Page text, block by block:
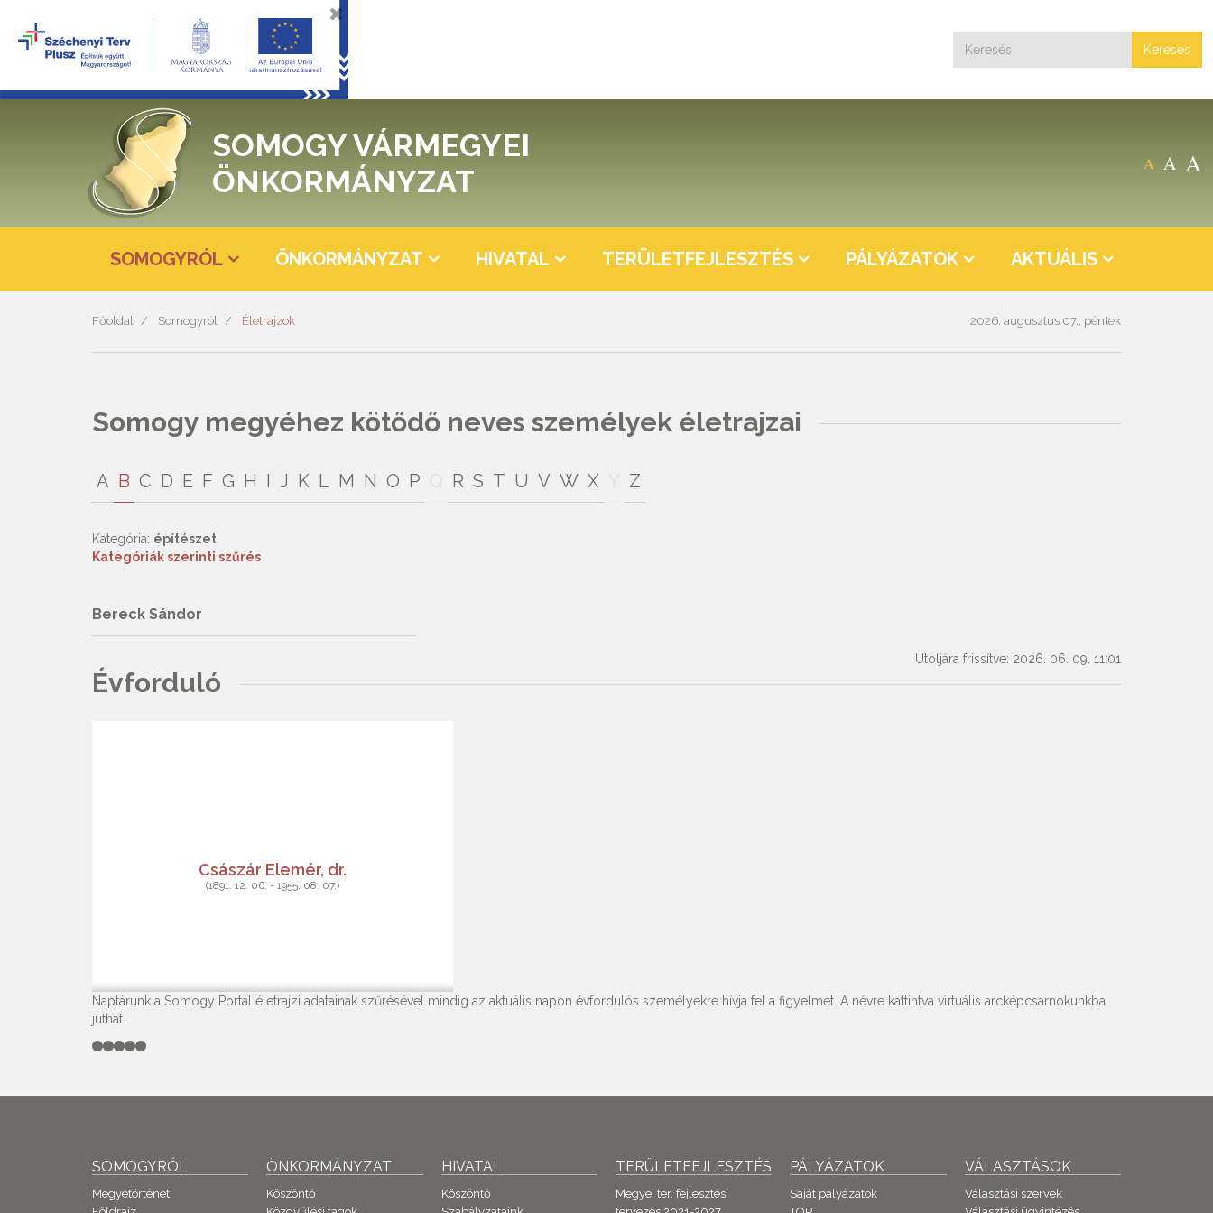
Keresés
A A A
SOMOGY VÁRMEGYEI
ÖNKORMÁNYZAT
SOMOGYRÓL ÖNKORMÁNYZAT HIVATAL TERÜLETFEJLESZTÉS PÁLYÁZATOK AKTUÁLIS
Főoldal Somogyról Életrajzok 2026. augusztus 07., péntek
Somogy megyéhez kötődő neves személyek életrajzai
A B C D E F G H I J K L M N O P R S T U V W X Z
Kategória: építészet
Kategóriák szerinti szűrés
Bereck Sándor
Utoljára frissítve: 2026. 06. 09. 11:01
Évforduló
Császár Elemér, dr.
(1891. 12. 06. - 1955. 08. 07.)
Naptárunk a Somogy Portál életrajzi adatainak szűrésével mindig az aktuális napon évfordulós személyekre hívja fel a figyelmet. A névre kattintva virtuális arcképcsarnokunkba
juthat.
SOMOGYRÓL
Megyetörténet
ÖNKORMÁNYZAT
Köszöntő
HIVATAL
Köszöntő
TERÜLETFEJLESZTÉS
Megyei ter. fejlesztési
PÁLYÁZATOK
Saját pályázatok
VÁLASZTÁSOK
Választási szervek